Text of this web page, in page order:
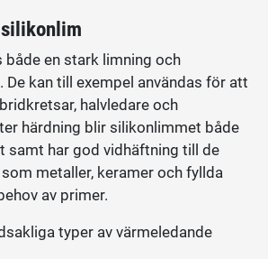
en stark limning och
De kan till exempel användas för att
halvledare och
härdning blir silikonlimmet både
samt har god vidhäftning till de
metaller, keramer och fyllda
av primer.
typer av värmeledande